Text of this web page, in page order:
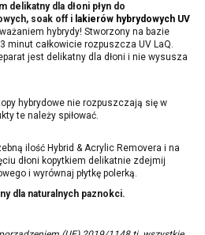
delikatny dla dłoni płyn do
soak off i lakierów hybrydowych UV
hybrydy! Stworzony na bazie
minut całkowicie rozpuszcza UV LaQ.
jest delikatny dla dłoni i nie wysusza
hybrydowe nie rozpuszczają się w
te należy spiłować.
ilość Hybrid & Acrylic Removera i na
dłoni kopytkiem delikatnie zdejmij
i wyrównaj płytkę polerką.
dla naturalnych paznokci.